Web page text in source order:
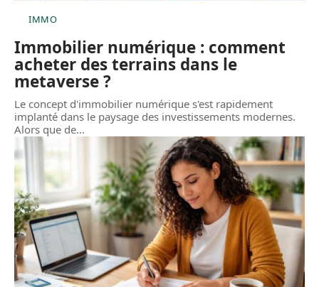
IMMO
Immobilier numérique : comment
acheter des terrains dans le
metaverse ?
Le concept d'immobilier numérique s'est rapidement
implanté dans le paysage des investissements modernes.
Alors que de…